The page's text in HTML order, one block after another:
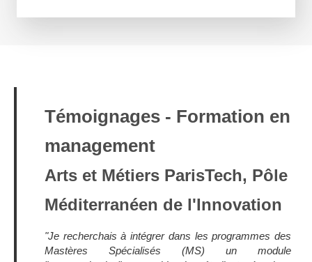
Témoignages - Formation en
management
Arts et Métiers ParisTech, Pôle
Méditerranéen de l'Innovation
"Je recherchais à intégrer dans les programmes des
Mastères Spécialisés (MS) un module